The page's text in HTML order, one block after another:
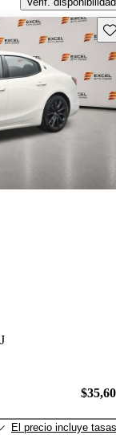
El precio incluye tasas